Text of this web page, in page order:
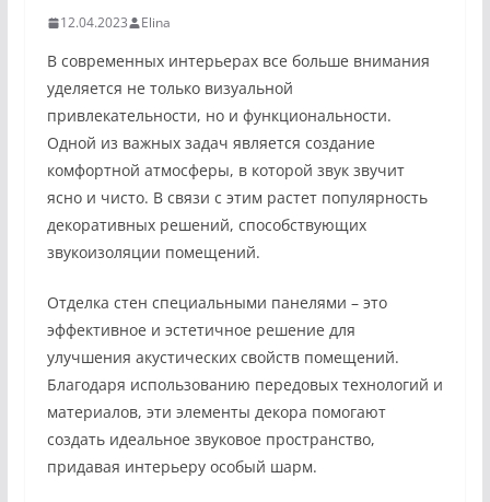
12.04.2023 Elina
В современных интерьерах все больше внимания
уделяется не только визуальной
привлекательности, но и функциональности.
Одной из важных задач является создание
комфортной атмосферы, в которой звук звучит
ясно и чисто. В связи с этим растет популярность
декоративных решений, способствующих
звукоизоляции помещений.
Отделка стен специальными панелями – это
эффективное и эстетичное решение для
улучшения акустических свойств помещений.
Благодаря использованию передовых технологий и
материалов, эти элементы декора помогают
создать идеальное звуковое пространство,
придавая интерьеру особый шарм.